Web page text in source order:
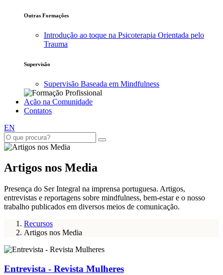
Outras Formações
Introdução ao toque na Psicoterapia Orientada pelo
Trauma
Supervisão
Supervisão Baseada em Mindfulness
Ação na Comunidade
Contatos
EN
Artigos nos Media
Presença do Ser Integral na imprensa portuguesa. Artigos,
entrevistas e reportagens sobre mindfulness, bem-estar e o nosso
trabalho publicados em diversos meios de comunicação.
Recursos
Artigos nos Media
Entrevista - Revista Mulheres